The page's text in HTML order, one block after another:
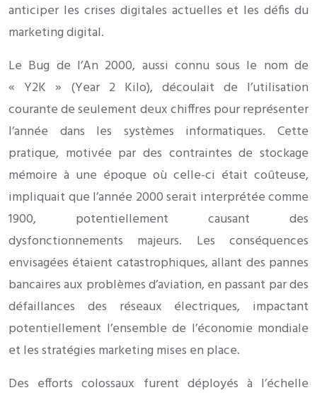
anticiper les crises digitales actuelles et les défis du
marketing digital.
Le Bug de l’An 2000, aussi connu sous le nom de
« Y2K » (Year 2 Kilo), découlait de l’utilisation
courante de seulement deux chiffres pour représenter
l’année dans les systèmes informatiques. Cette
pratique, motivée par des contraintes de stockage
mémoire à une époque où celle-ci était coûteuse,
impliquait que l’année 2000 serait interprétée comme
1900, potentiellement causant des
dysfonctionnements majeurs. Les conséquences
envisagées étaient catastrophiques, allant des pannes
bancaires aux problèmes d’aviation, en passant par des
défaillances des réseaux électriques, impactant
potentiellement l’ensemble de l’économie mondiale
et les stratégies marketing mises en place.
Des efforts colossaux furent déployés à l’échelle